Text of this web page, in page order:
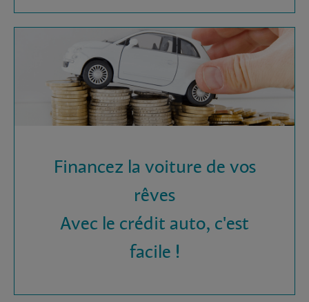
Financez la voiture de vos
rêves
Avec le crédit auto, c'est
facile !